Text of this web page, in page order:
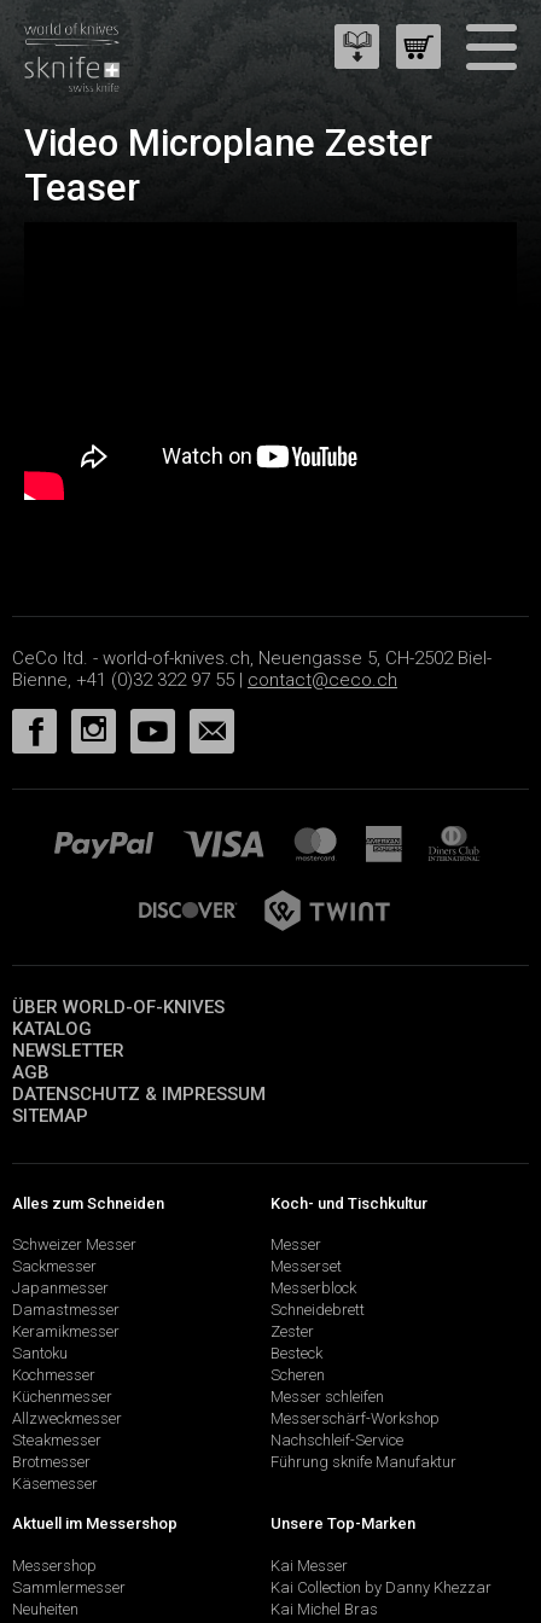
Video Microplane Zester
Teaser
CeCo ltd. - world-of-knives.ch, Neuengasse 5, CH-2502 Biel-
Bienne, +41 (0)32 322 97 55 | contact@ceco.ch
ÜBER WORLD-OF-KNIVES
KATALOG
NEWSLETTER
AGB
DATENSCHUTZ & IMPRESSUM
SITEMAP
Alles zum Schneiden
Schweizer Messer
Sackmesser
Japanmesser
Damastmesser
Keramikmesser
Santoku
Kochmesser
Küchenmesser
Allzweckmesser
Steakmesser
Brotmesser
Käsemesser
Koch- und Tischkultur
Messer
Messerset
Messerblock
Schneidebrett
Zester
Besteck
Scheren
Messer schleifen
Messerschärf-Workshop
Nachschleif-Service
Führung sknife Manufaktur
Aktuell im Messershop
Messershop
Sammlermesser
Neuheiten
Unsere Top-Marken
Kai Messer
Kai Collection by Danny Khezzar
Kai Michel Bras